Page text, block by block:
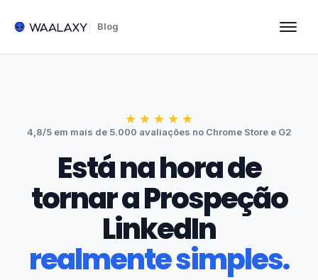
Blog
★ ★ ★ ★ ★
4,8/5 em mais de 5.000 avaliações no Chrome Store e G2
Está na hora de
tornar a Prospeção
LinkedIn
realmente simples.